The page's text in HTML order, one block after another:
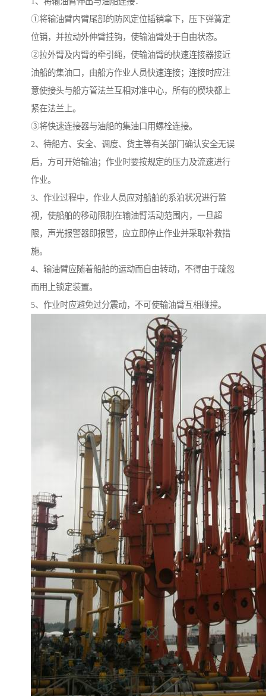
①将输油臂内臂尾部的防风定位插销拿下，压下弹簧定
位销，并拉动外伸臂挂钩，使输油臂处于自由状态。
②拉外臂及内臂的牵引绳，使输油臂的快速连接器接近
油船的集油口，由船方作业人员快速连接；连接时应注
意使接头与船方管法兰互相对准中心，所有的楔块都上
紧在法兰上。
③将快速连接器与油船的集油口用螺栓连接。
2、待船方、安全、调度、货主等有关部门确认安全无误
后，方可开始输油；作业时要按规定的压力及流速进行
作业。
3、作业过程中，作业人员应对船舶的系泊状况进行监
视，使船舶的移动限制在输油臂活动范围内，一旦超
限，声光报警器即报警，应立即停止作业并采取补救措
施。
4、输油臂应随着船舶的运动而自由转动，不得由于疏忽
而用上锁定装置。
5、作业时应避免过分震动，不可使输油臂互相碰撞。